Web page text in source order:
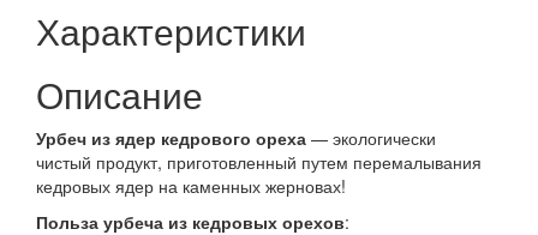
Характеристики
Описание
Урбеч из ядер кедрового ореха — экологически
чистый продукт, приготовленный путем перемалывания
кедровых ядер на каменных жерновах!
Польза урбеча из кедровых орехов: